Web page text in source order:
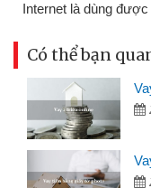
Internet là dùng được
Có thể bạn